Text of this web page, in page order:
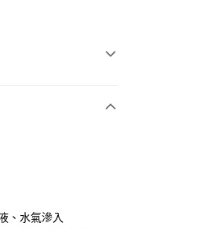
、水氣滲入